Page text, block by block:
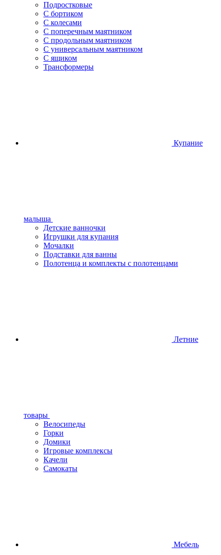
Подростковые
С бортиком
С колесами
С поперечным маятником
С продольным маятником
С универсальным маятником
С ящиком
Трансформеры
Купание
малыша
Детские ванночки
Игрушки для купания
Мочалки
Подставки для ванны
Полотенца и комплекты с полотенцами
Летние
товары
Велосипеды
Горки
Домики
Игровые комплексы
Качели
Самокаты
Мебель